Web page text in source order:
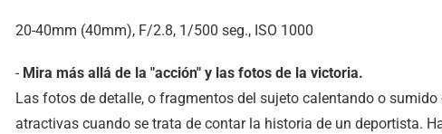
20-40mm (40mm), F/2.8, 1/500 seg., ISO 1000
- Mira más allá de la "acción" y las fotos de la victoria.
Las fotos de detalle, o fragmentos del sujeto calentando o
atractivas cuando se trata de contar la historia de un deportista.